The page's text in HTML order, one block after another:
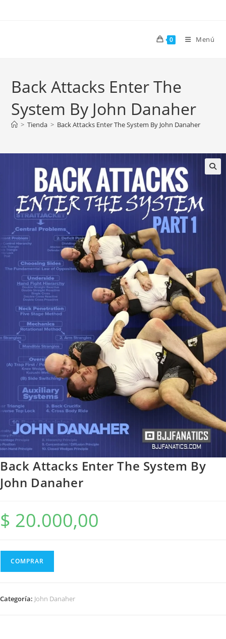
0 Menú
Back Attacks Enter The
System By John Danaher
> Tienda > Back Attacks Enter The System By John Danaher
Back Attacks Enter The System By
John Danaher
$ 20.000,00
COMPRAR
Categoría: John Danaher